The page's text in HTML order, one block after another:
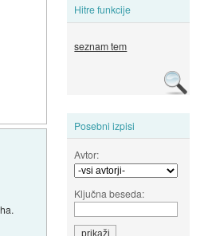
Hitre funkcije
seznam tem
Posebni izpisi
Avtor:
Ključna beseda: